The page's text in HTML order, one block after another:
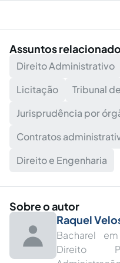
Assuntos
Direito Administrativo
Licitação
Tribunal
Jurisprudência por
Contratos
Direito e Engenharia
Sobre o autor
Raquel
Bacharel
Direito